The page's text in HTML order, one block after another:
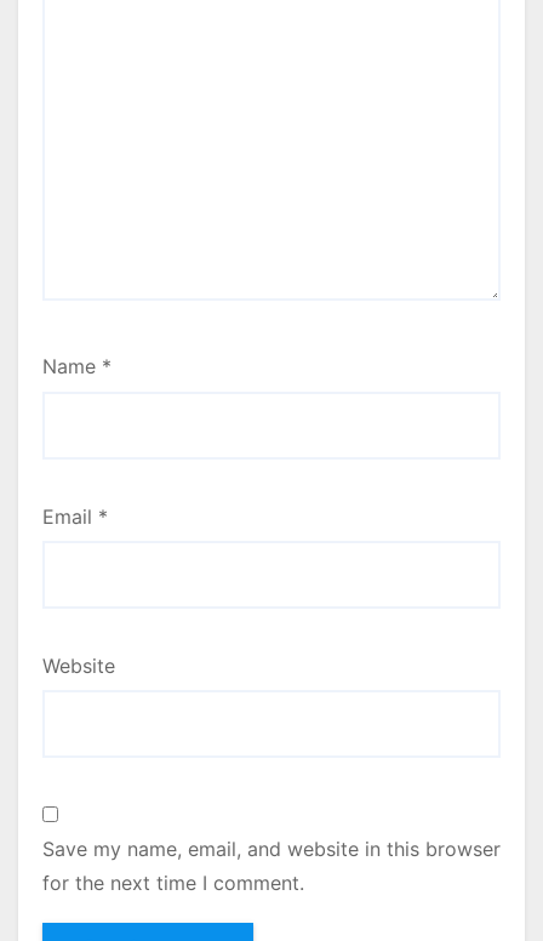
Name *
Email *
Website
Save my name, email, and website in this browser
for the next time I comment.